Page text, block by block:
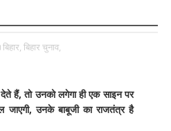
बिहार, बिहार चुनाव,
हैं, तो उनको लगेगा ही एक साइन पर
जाएगी, उनके बाबूजी का राजतंत्र है